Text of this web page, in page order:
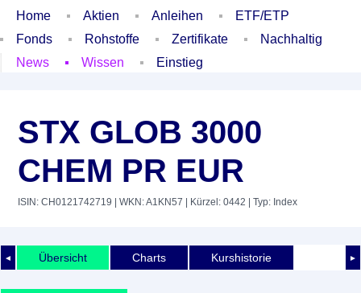
Home Aktien Anleihen
ETF/ETP
Fonds
Rohstoffe Zertifikate
Nachhaltig
News
Wissen Einstieg
STX GLOB 3000
CHEM PR EUR
ISIN: CH0121742719 | WKN: A1KN57 | Kürzel: 0442 | Typ: Index
◄ ►
Übersicht Charts Kurshistorie